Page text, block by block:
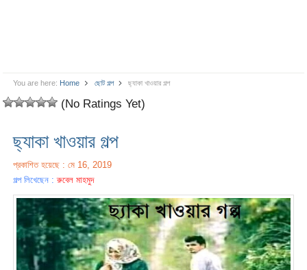
You are here: Home ছোট গল্প ছ্যাকা খাওয়ার গল্প
(No Ratings Yet)
ছ্যাকা খাওয়ার গল্প
প্রকাশিত হয়েছে : মে 16, 2019
গল্প লিখেছেন :রুবেল মাহমুদ